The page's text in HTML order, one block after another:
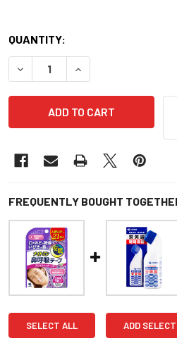
QUANTITY:
FREQUENTLY BOUGHT
SELECT ALL ADD